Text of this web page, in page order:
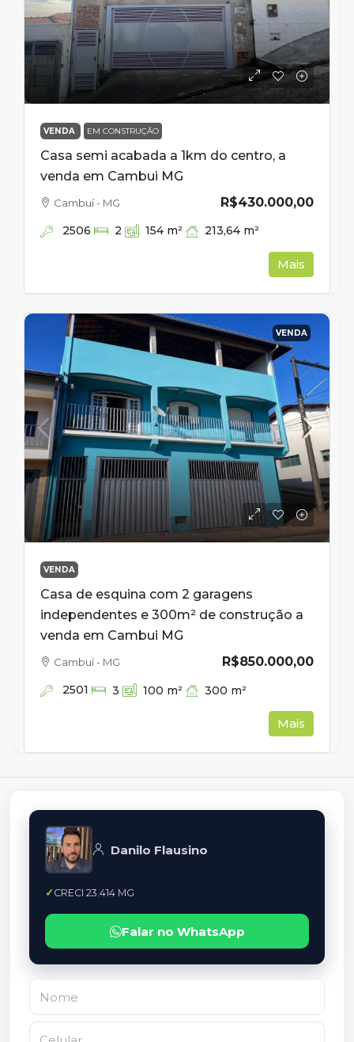
VENDA EM CONSTRUÇÃO
Casa semi acabada a 1km do centro, a
venda em Cambui MG
R$430.000,00
Cambuí - MG
2506 2 154 m² 213,64 m²
Mais
VENDA
VENDA
Casa de esquina com 2 garagens
independentes e 300m² de construção a
venda em Cambui MG
R$850.000,00
Cambuí - MG
2501 3 100 m² 300 m²
Mais
Danilo Flausino
CRECI 23.414 MG
Falar no WhatsApp